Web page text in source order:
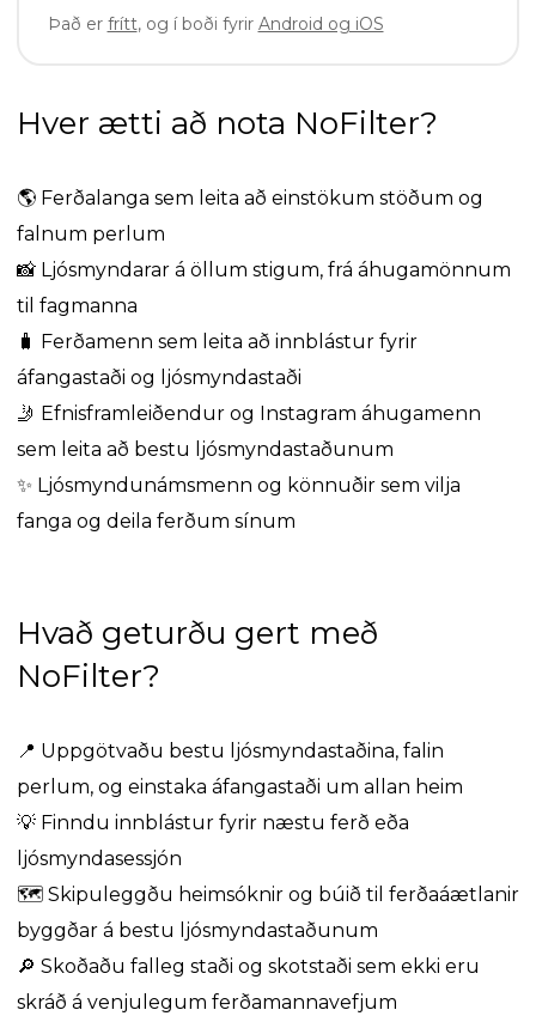
Það er frítt, og í boði fyrir Android og iOS
Hver ætti að nota NoFilter?
🌎 Ferðalanga sem leita að einstökum stöðum og
falnum perlum
📸 Ljósmyndarar á öllum stigum, frá áhugamönnum
til fagmanna
🧳 Ferðamenn sem leita að innblástur fyrir
áfangastaði og ljósmyndastaði
🤳 Efnisframleiðendur og Instagram áhugamenn
sem leita að bestu ljósmyndastaðunum
✨ Ljósmyndunámsmenn og könnuðir sem vilja
fanga og deila ferðum sínum
Hvað geturðu gert með
NoFilter?
📍 Uppgötvaðu bestu ljósmyndastaðina, falin
perlum, og einstaka áfangastaði um allan heim
💡 Finndu innblástur fyrir næstu ferð eða
ljósmyndasessjón
🗺️ Skipuleggðu heimsóknir og búið til ferðaáætlanir
byggðar á bestu ljósmyndastaðunum
🔎 Skoðaðu falleg staði og skotstaði sem ekki eru
skráð á venjulegum ferðamannavefjum